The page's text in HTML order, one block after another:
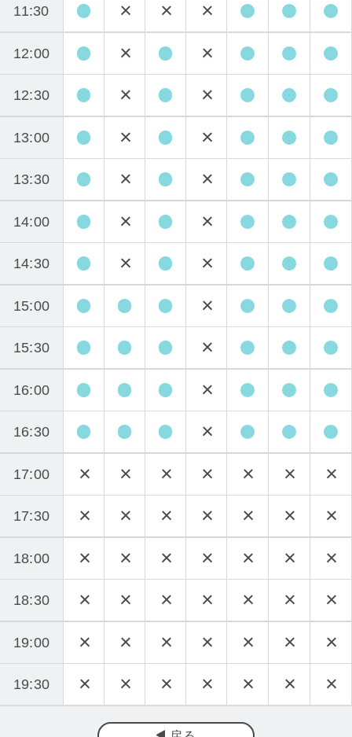
11:30
12:00
12:30
13:00
13:30
14:00
14:30
15:00
15:30
16:00
16:30
17:00
17:30
18:00
18:30
19:00
19:30